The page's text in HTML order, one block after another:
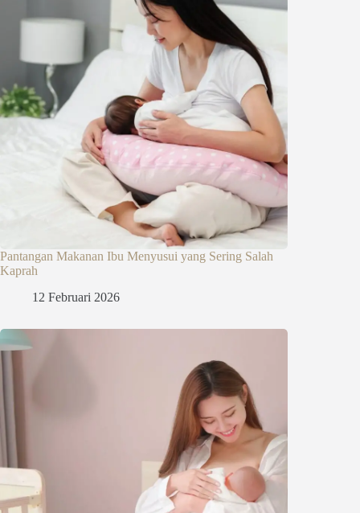
Pantangan Makanan Ibu Menyusui yang Sering Salah
Kaprah
12 Februari 2026